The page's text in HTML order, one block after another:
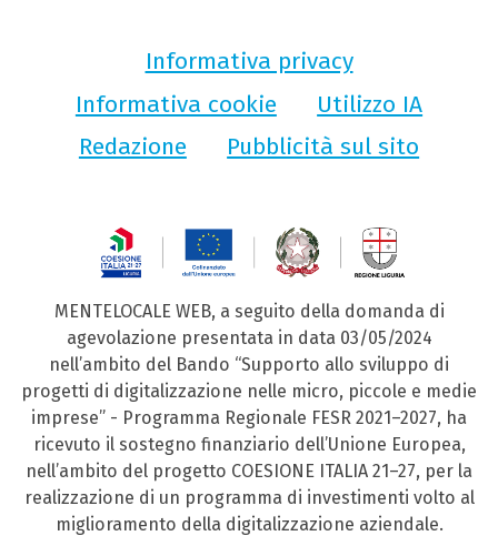
Informativa privacy
Informativa cookie
Utilizzo IA
Redazione
Pubblicità sul sito
MENTELOCALE WEB, a seguito della domanda di
agevolazione presentata in data 03/05/2024
nell’ambito del Bando “Supporto allo sviluppo di
progetti di digitalizzazione nelle micro, piccole e medie
imprese” - Programma Regionale FESR 2021–2027, ha
ricevuto il sostegno finanziario dell’Unione Europea,
nell’ambito del progetto COESIONE ITALIA 21–27, per la
realizzazione di un programma di investimenti volto al
miglioramento della digitalizzazione aziendale.